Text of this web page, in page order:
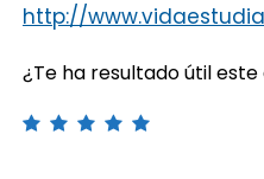
http://
¿Te ha resultado útil